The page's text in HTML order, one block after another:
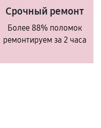
Срочный ремонт
Более 88% поломок
ремонтируем за 2 часа